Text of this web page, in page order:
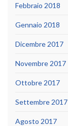
Febbraio 2018
Gennaio 2018
Dicembre 2017
Novembre 2017
Ottobre 2017
Settembre 2017
Agosto 2017